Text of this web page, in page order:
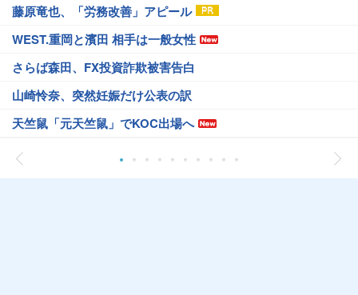
藤原竜也、「労務改善」アピール
WEST.重岡と濱田 相手は一般女性
さらば森田、FX投資詐欺被害告白
山崎怜奈、突然妊娠だけ公表の訳
天竺鼠「元天竺鼠」でKOC出場へ